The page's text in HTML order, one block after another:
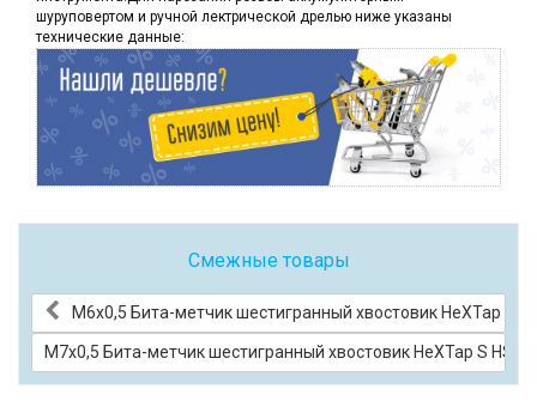
шуруповертом и ручной лектрической дрелью ниже указаны
технические данные:
Смежные товары
М6х0,5 Бита-метчик шестигранный хвостовик HeХTap S
М7х0,5 Бита-метчик шестигранный хвостовик HeХTap S HSS-